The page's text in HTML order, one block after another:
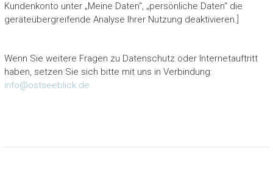
Kundenkonto unter „Meine Daten“, „persönliche Daten“ die
geräteübergreifende Analyse Ihrer Nutzung deaktivieren.]
Wenn Sie weitere Fragen zu Datenschutz oder Internetauftritt
haben, setzen Sie sich bitte mit uns in Verbindung:
info@ostseeblick.de